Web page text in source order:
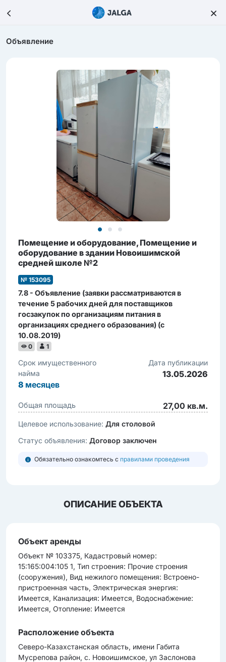
Объявление
Помещение и оборудование, Помещение и
оборудование в здании Новоишимской
средней школе №2
№ 153095
7.8 - Объявление (заявки рассматриваются в
течение 5 рабочих дней для поставщиков
госзакупок по организациям питания в
организациях среднего образования) (c
10.08.2019)
0 1
Срок имущественного
найма
8 месяцев
Дата публикации
13.05.2026
Общая площадь 27,00 кв.м.
Целевое использование: Для столовой
Статус объявления: Договор заключен
Обязательно ознакомтесь с правилами проведения
ОПИСАНИЕ ОБЪЕКТА
Объект аренды
Объект № 103375, Кадастровый номер:
15:165:004:105 1, Тип строения: Прочие строения
(сооружения), Вид нежилого помещения: Встроено-
пристроенная часть, Электрическая энергия:
Имеется, Канализация: Имеется, Водоснабжение:
Имеется, Отопление: Имеется
Расположение объекта
Северо-Казахстанская область, имени Габита
Мусрепова район, с. Новоишимское, ул Заслонова